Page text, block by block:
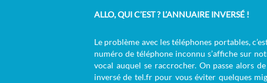
ALLO, QUI C’EST ? L’ANNUAIRE INVERSÉ !
Le problème avec les téléphones portables,
numéro de téléphone inconnu s’affiche sur
vocal auquel se raccrocher. On passe alors
inversé de tel.fr pour vous éviter quelques